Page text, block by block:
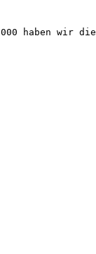
haben wir